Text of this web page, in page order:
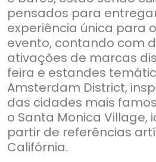
pensados para
experiência única para
evento, contando com
ativações de marcas
feira e estandes
Amsterdam District,
das cidades mais
o Santa Monica Village,
partir de referências
Califórnia.